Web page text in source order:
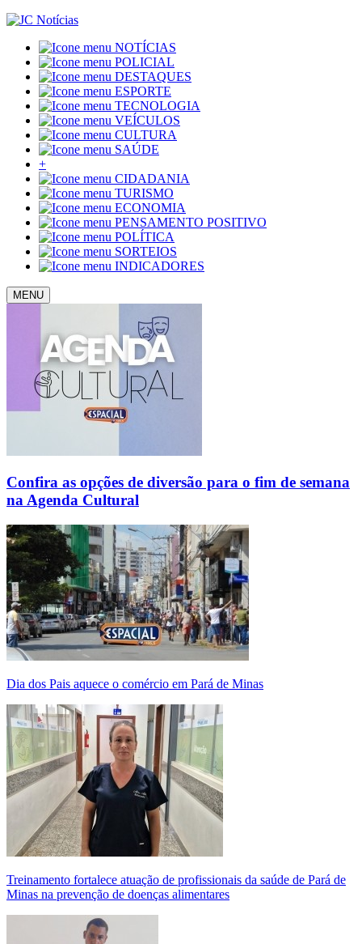
NOTÍCIAS
POLICIAL
DESTAQUES
ESPORTE
TECNOLOGIA
VEÍCULOS
CULTURA
SAÚDE
+
CIDADANIA
TURISMO
ECONOMIA
PENSAMENTO POSITIVO
POLÍTICA
SORTEIOS
INDICADORES
MENU
Confira as opções de diversão para o fim de semana
na Agenda Cultural
Dia dos Pais aquece o comércio em Pará de Minas
Treinamento fortalece atuação de profissionais da saúde de Pará de
Minas na prevenção de doenças alimentares